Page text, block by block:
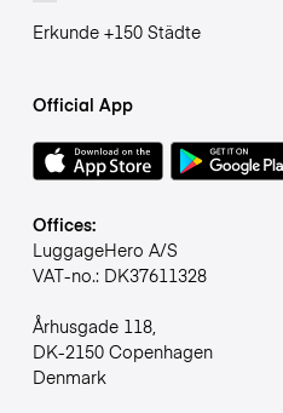
Erkunde +150 Städte
Official App
Offices:
LuggageHero A/S
VAT-no.: DK37611328
Århusgade 118,
DK-2150 Copenhagen
Denmark